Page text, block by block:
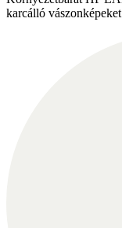
karcálló